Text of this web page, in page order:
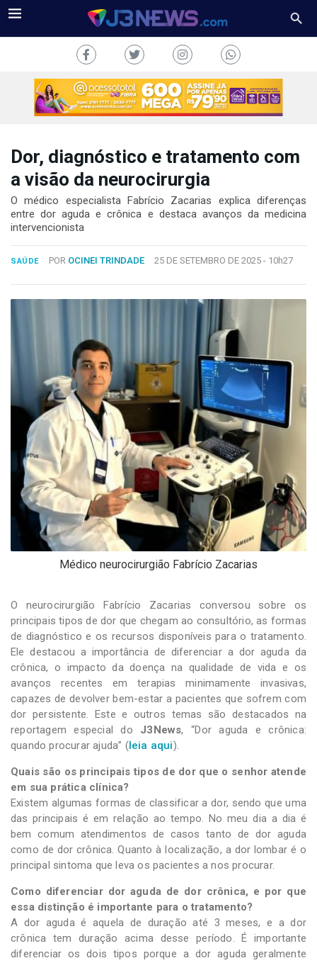
TV
COLUNAS
FALE
Tecnologia
Sistemas
Dor, diagnóstico e tratamento com
a visão da neurocirurgia
O médico especialista Fabrício Zacarias explica diferenças
entre dor aguda e crônica e destaca avanços da medicina
intervencionista
SAÚDE POR OCINEI TRINDADE 25 DE SETEMBRO DE 2025 - 10h27
Médico neurocirurgião Fabrício Zacarias
O neurocirurgião Fabrício Zacarias conversou sobre os
principais tipos de dor que chegam ao consultório, as formas
de diagnóstico e os recursos disponíveis para o tratamento.
Ele destacou a importância de diferenciar a dor aguda da
crônica, o impacto da doença na qualidade de vida e os
avanços recentes em terapias minimamente invasivas,
capazes de devolver bem-estar a pacientes que sofrem com
dor persistente. Este e outros temas são destacados na
reportagem especial do J3News, “Dor aguda e crônica:
quando procurar ajuda” (leia aqui).
Quais são os principais tipos de dor que o senhor atende
em sua prática clínica?
Existem algumas formas de classificar a dor, sendo que uma
das principais é em relação ao tempo. No meu dia a dia é
bem comum atendimentos de casos tanto de dor aguda
como de dor crônica. Quanto à localização, a dor lombar é o
principal sintoma que leva os pacientes a nos procurar.
Como diferenciar dor aguda de dor crônica, e por que
essa distinção é importante para o tratamento?
A dor aguda é aquela de duração até 3 meses, e a dor
crônica tem duração acima desse período. É importante
diferenciar os dois tipos porque a dor aguda geralmente